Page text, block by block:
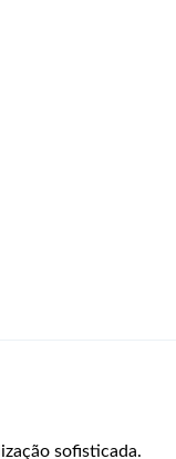
sofisticada.